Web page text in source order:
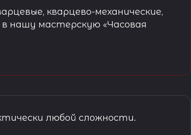
кварцево-механические,
нашу мастерскую «Часовая
любой сложности.